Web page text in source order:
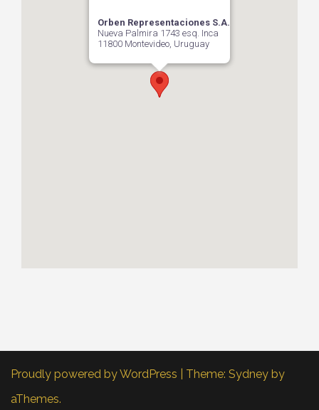
Orben Representaciones S.A.
Nueva Palmira 1743 esq. Inca
11800 Montevideo, Uruguay
Proudly powered by WordPress Theme: Sydney by
aThemes.